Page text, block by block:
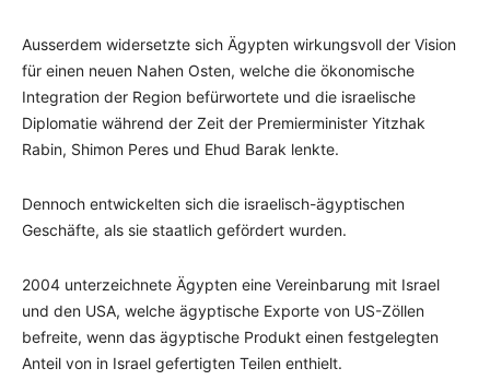
Ausserdem widersetzte sich Ägypten wirkungsvoll der Vision
für einen neuen Nahen Osten, welche die ökonomische
Integration der Region befürwortete und die israelische
Diplomatie während der Zeit der Premierminister Yitzhak
Rabin, Shimon Peres und Ehud Barak lenkte.
Dennoch entwickelten sich die israelisch-ägyptischen
Geschäfte, als sie staatlich gefördert wurden.
2004 unterzeichnete Ägypten eine Vereinbarung mit Israel
und den USA, welche ägyptische Exporte von US-Zöllen
befreite, wenn das ägyptische Produkt einen festgelegten
Anteil von in Israel gefertigten Teilen enthielt.